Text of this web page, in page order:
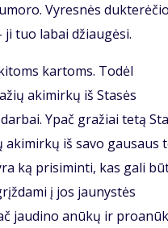
Vyresnės
tuo labai džiaugėsi.
kartoms. Todėl
akimirkų iš Stasės
Ypač gražiai tetą
akimirkų iš savo gausaus
ką prisiminti, kas gali
į jos jaunystės
jaudino anūkų ir